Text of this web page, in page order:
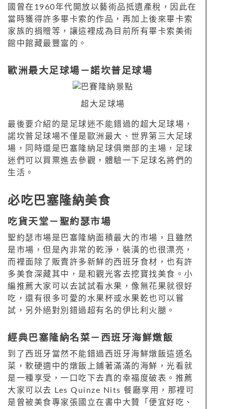
國曾在 1960年代開放以藝術品抵遺產稅，因此在
當時獲得許多畢卡索的作品，再加上後來畢卡索
家族的捐贈等，讓這裡成為目前所有畢卡索美術
館中館藏最豐富的。
歐洲最大足球場－諾坎普足球場
超大足球場
最後要介紹的是足球迷不能錯過的超大足球場，
諾坎普足球場不僅是歐洲最大、世界第三大足球
場，同時還是巴塞隆納足球俱樂部的主場，足球
迷們可以買票進去參觀，體驗一下足球名將們的
生活。
必吃巴塞隆納 美食
吃貨天堂－ 聖約瑟市場
聖約瑟市場是巴塞隆納面積最大的市場，且雖然
是市場，但是內非常的乾淨，裝潢的也很漂亮，
而裡面除了販賣許多新鮮的西班牙食材，也有許
多美食深藏其中，是和觀光客去挖寶找美食。小
編推薦大家可以去試試看水果，像無花果就很好
吃，還有很多可愛的水果杯或水果乾也可以嘗
試，另外絕對別錯過超有名的伊比利火腿。
經典巴塞隆納名菜－西班牙海鮮燉飯
到了西班牙當然不能錯過西班牙海鮮燉飯這道名
菜，軟硬適中的燉飯上鋪著滿滿的海鮮，光看就
是一種享受，一口吃下去真的幸福度破表。推薦
大家可以去 Les Quinze Nits 餐廳享用，那裡可
是曾被美食專家 張國立在書中大贊「便宜好吃、